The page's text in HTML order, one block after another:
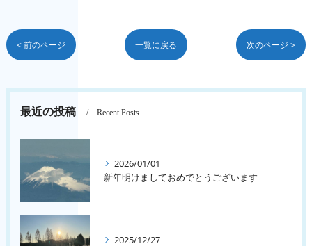
< 前のページ 一覧に戻る 次のページ >
最近の投稿 Recent Posts
2026/01/01
新年明けましておめでとうございます
2025/12/27